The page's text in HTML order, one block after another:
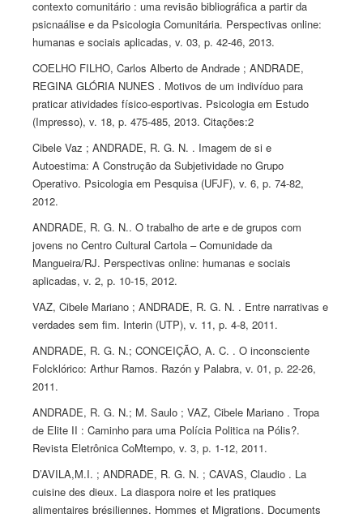
contexto comunitário : uma revisão bibliográfica a partir da
psicnaálise e da Psicologia Comunitária. Perspectivas online:
humanas e sociais aplicadas, v. 03, p. 42-46, 2013.
COELHO FILHO, Carlos Alberto de Andrade ; ANDRADE,
REGINA GLÓRIA NUNES . Motivos de um indivíduo para
praticar atividades físico-esportivas. Psicologia em Estudo
(Impresso), v. 18, p. 475-485, 2013. Citações:2
Cibele Vaz ; ANDRADE, R. G. N. . Imagem de si e
Autoestima: A Construção da Subjetividade no Grupo
Operativo. Psicologia em Pesquisa (UFJF), v. 6, p. 74-82,
2012.
ANDRADE, R. G. N.. O trabalho de arte e de grupos com
jovens no Centro Cultural Cartola – Comunidade da
Mangueira/RJ. Perspectivas online: humanas e sociais
aplicadas, v. 2, p. 10-15, 2012.
VAZ, Cibele Mariano ; ANDRADE, R. G. N. . Entre narrativas e
verdades sem fim. Interin (UTP), v. 11, p. 4-8, 2011.
ANDRADE, R. G. N.; CONCEIÇÃO, A. C. . O inconsciente
Folcklórico: Arthur Ramos. Razón y Palabra, v. 01, p. 22-26,
2011.
ANDRADE, R. G. N.; M. Saulo ; VAZ, Cibele Mariano . Tropa
de Elite II : Caminho para uma Polícia Politica na Pólis?.
Revista Eletrônica CoMtempo, v. 3, p. 1-12, 2011.
D’AVILA,M.I. ; ANDRADE, R. G. N. ; CAVAS, Claudio . La
cuisine des dieux. La diaspora noire et les pratiques
alimentaires brésiliennes. Hommes et Migrations. Documents